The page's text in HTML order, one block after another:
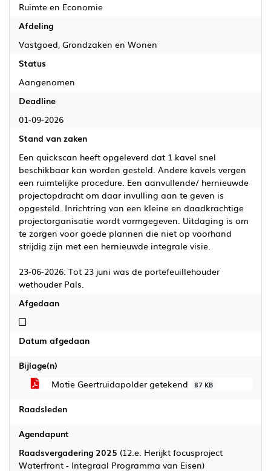
Ruimte en Economie
Afdeling
Vastgoed, Grondzaken en Wonen
Status
Aangenomen
Deadline
01-09-2026
Stand van zaken
Een quickscan heeft opgeleverd dat 1 kavel snel
beschikbaar kan worden gesteld. Andere kavels vergen
een ruimtelijke procedure. Een aanvullende/ hernieuwde
projectopdracht om daar invulling aan te geven is
opgesteld. Inrichtring van een kleine en daadkrachtige
projectorganisatie wordt vormgegeven. Uitdaging is om
te zorgen voor goede plannen die niet op voorhand
strijdig zijn met een hernieuwde integrale visie.
23-06-2026: Tot 23 juni was de portefeuillehouder
wethouder Pals.
Afgedaan
Niet afgedaan
Datum afgedaan
Bijlage(n)
Motie Geertruidapolder getekend
87 KB
Raadsleden
Agendapunt
Raadsvergadering 2025 (12.e. Herijkt focusproject
Waterfront - Integraal Programma van Eisen)